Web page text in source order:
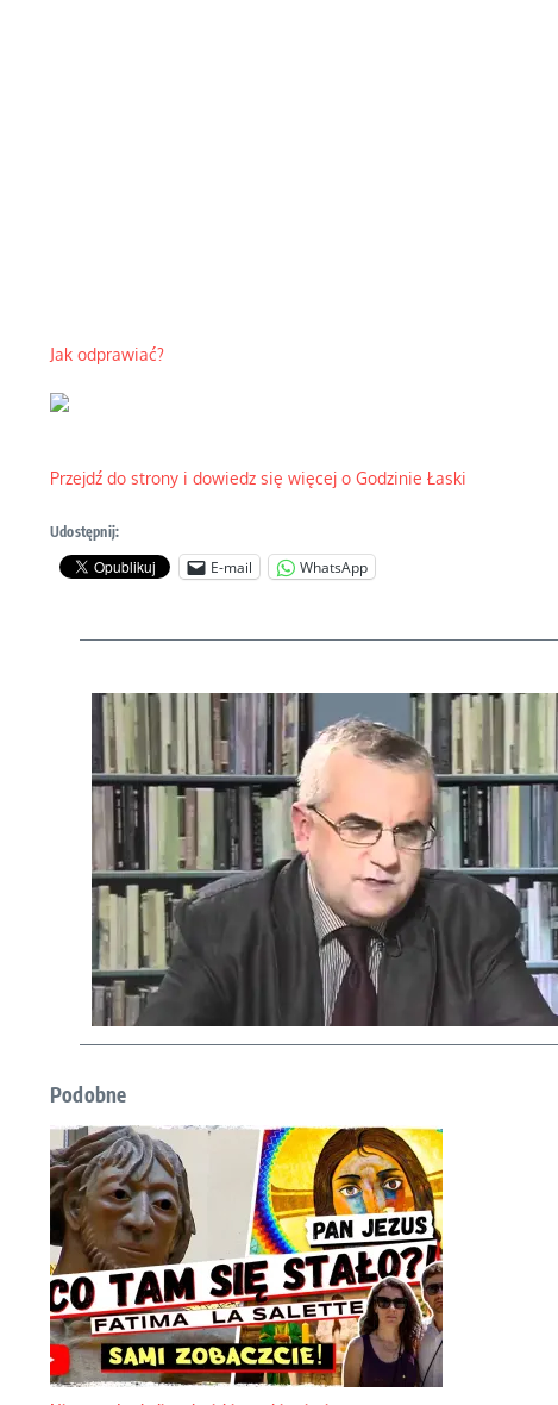
Jak odprawiać?
Przejdź do strony i dowiedz się więcej o Godzinie Łaski
Udostępnij:
E-mail WhatsApp
Podobne